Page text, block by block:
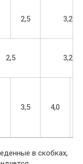
2,5 3,2
2,5 3,2
3,5 4,0
в скобках,